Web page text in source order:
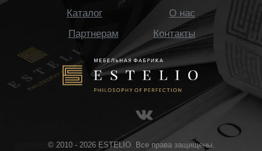
© 2010 - 2026 ESTELIO. Все права защищены.
Каталог
О нас
Партнерам
Контакты